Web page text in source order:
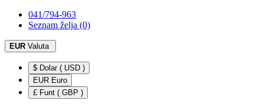
041/794-963
Seznam želja (0)
EUR Valuta
$ Dolar ( USD )
EUR Euro
£ Funt ( GBP )